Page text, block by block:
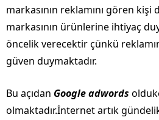
markasının reklamını gören kişi
markasının ürünlerine ihtiyaç
öncelik verecektir çünkü
güven duymaktadır.
Bu açıdan Google adwords
olmaktadır.İnternet artık